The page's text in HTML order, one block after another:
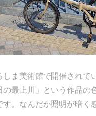
ま美術館で開催されて
最上川」という作品の
。なんだか照明が暗